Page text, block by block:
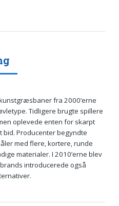
fra 2000’erne
Tidligere brugte spillere
oplevede enten for skarpt
Producenter begyndte
med flere, kortere, runde
materialer. I 2010’erne blev
introducerede også